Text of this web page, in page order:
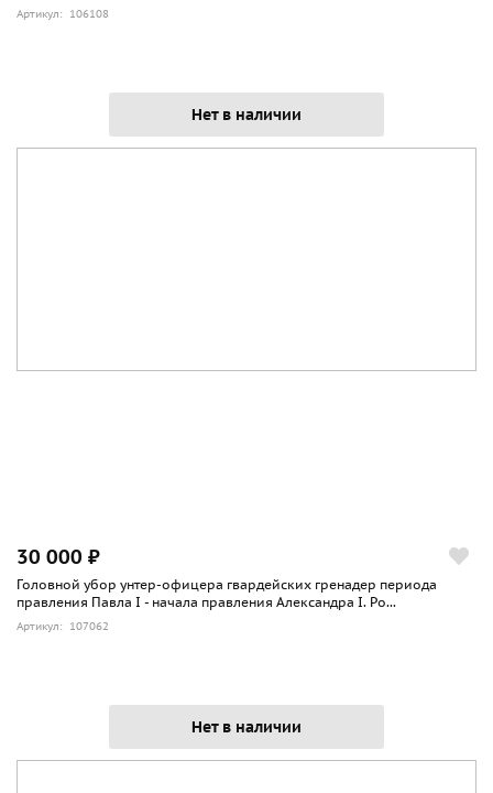
Артикул: 106108
Нет в наличии
30 000 ₽
Головной убор унтер-офицера гвардейских гренадер периода
правления Павла I - начала правления Александра I. Ро...
Артикул: 107062
Нет в наличии